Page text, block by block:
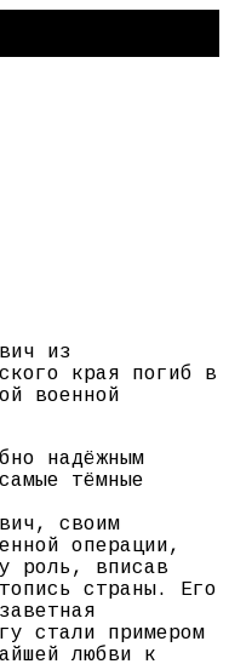
из
края погиб в
военной
надёжным
тёмные
своим
операции,
роль, вписав
страны. Его
стали примером
любви к